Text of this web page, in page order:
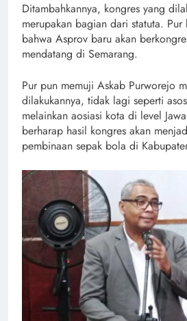
Ditambahkannya, kongres yang
merupakan bagian dari statuta. Pur
bahwa Asprov baru akan
mendatang di Semarang.
Pur pun memuji Askab Purworejo
dilakukannya, tidak lagi seperti
melainkan aosiasi kota di level
berharap hasil kongres akan
pembinaan sepak bola di